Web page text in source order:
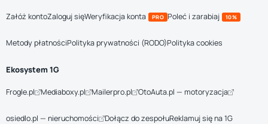
Załóż kontoZaloguj sięWeryfikacja konta PRO Poleć i zarabiaj 10%
Metody płatnościPolityka prywatności (RODO)Polityka cookies
Ekosystem 1G
Frogle.pl Mediaboxy.pl Mailerpro.pl OtoAuta.pl — motoryzacja
osiedlo.pl — nieruchomości Dołącz do zespołuReklamuj się na 1G